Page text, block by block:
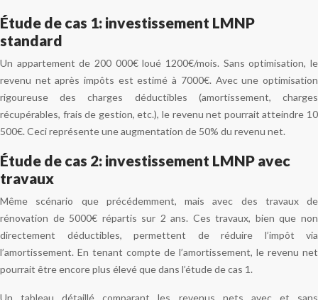
Étude de cas 1: investissement LMNP
standard
Un appartement de 200 000€ loué 1200€/mois. Sans optimisation, le
revenu net après impôts est estimé à 7000€. Avec une optimisation
rigoureuse des charges déductibles (amortissement, charges
récupérables, frais de gestion, etc.), le revenu net pourrait atteindre 10
500€. Ceci représente une augmentation de 50% du revenu net.
Étude de cas 2: investissement LMNP avec
travaux
Même scénario que précédemment, mais avec des travaux de
rénovation de 5000€ répartis sur 2 ans. Ces travaux, bien que non
directement déductibles, permettent de réduire l’impôt via
l’amortissement. En tenant compte de l’amortissement, le revenu net
pourrait être encore plus élevé que dans l’étude de cas 1.
Un tableau détaillé comparant les revenus nets avec et sans